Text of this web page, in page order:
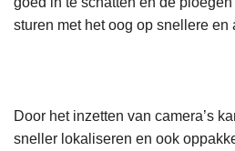
sturen met het oog op snellere en
Door het inzetten van camera’s
sneller lokaliseren en ook